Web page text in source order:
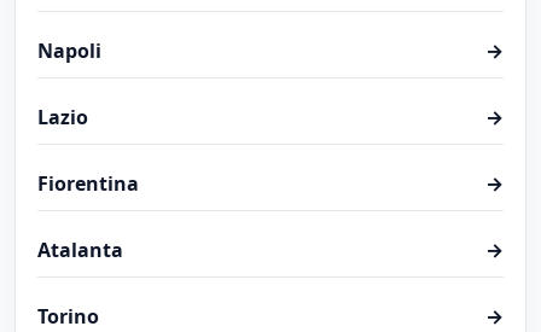
Napoli →
Lazio →
Fiorentina →
Atalanta →
Torino →